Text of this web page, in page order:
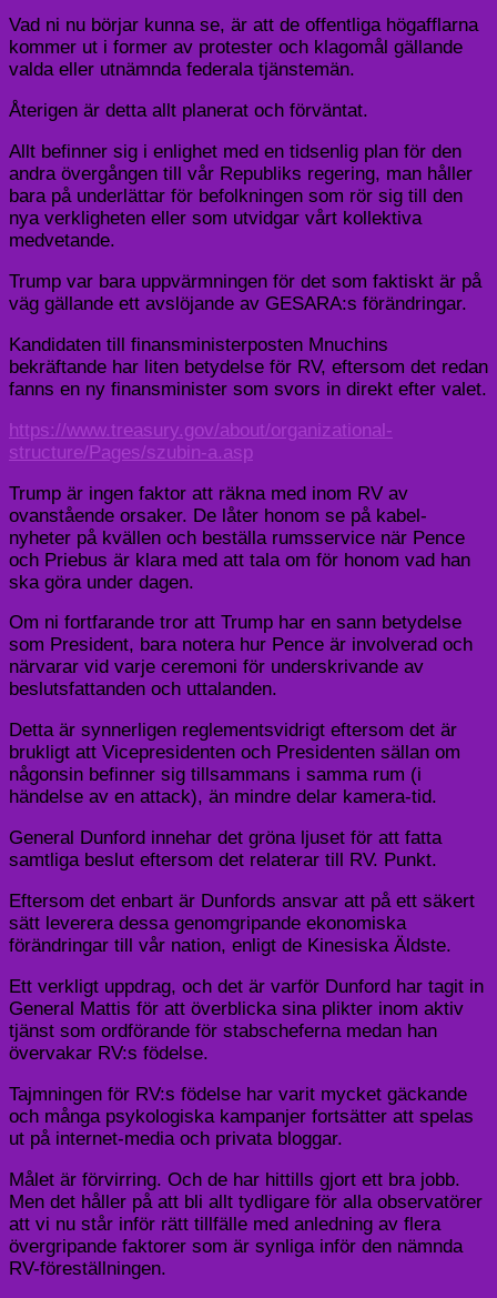
Vad ni nu börjar kunna se, är att de offentliga högafflarna
kommer ut i former av protester och klagomål gällande
valda eller utnämnda federala tjänstemän.
Återigen är detta allt planerat och förväntat.
Allt befinner sig i enlighet med en tidsenlig plan för den
andra övergången till vår Republiks regering, man håller
bara på underlättar för befolkningen som rör sig till den
nya verkligheten eller som utvidgar vårt kollektiva
medvetande.
Trump var bara uppvärmningen för det som faktiskt är på
väg gällande ett avslöjande av GESARA:s förändringar.
Kandidaten till finansministerposten Mnuchins
bekräftande har liten betydelse för RV, eftersom det redan
fanns en ny finansminister som svors in direkt efter valet.
https://www.treasury.gov/about/organizational-
structure/Pages/szubin-a.asp
Trump är ingen faktor att räkna med inom RV av
ovanstående orsaker. De låter honom se på kabel-
nyheter på kvällen och beställa rumsservice när Pence
och Priebus är klara med att tala om för honom vad han
ska göra under dagen.
Om ni fortfarande tror att Trump har en sann betydelse
som President, bara notera hur Pence är involverad och
närvarar vid varje ceremoni för underskrivande av
beslutsfattanden och uttalanden.
Detta är synnerligen reglementsvidrigt eftersom det är
brukligt att Vicepresidenten och Presidenten sällan om
någonsin befinner sig tillsammans i samma rum (i
händelse av en attack), än mindre delar kamera-tid.
General Dunford innehar det gröna ljuset för att fatta
samtliga beslut eftersom det relaterar till RV. Punkt.
Eftersom det enbart är Dunfords ansvar att på ett säkert
sätt leverera dessa genomgripande ekonomiska
förändringar till vår nation, enligt de Kinesiska Äldste.
Ett verkligt uppdrag, och det är varför Dunford har tagit in
General Mattis för att överblicka sina plikter inom aktiv
tjänst som ordförande för stabscheferna medan han
övervakar RV:s födelse.
Tajmningen för RV:s födelse har varit mycket gäckande
och många psykologiska kampanjer fortsätter att spelas
ut på internet-media och privata bloggar.
Målet är förvirring. Och de har hittills gjort ett bra jobb.
Men det håller på att bli allt tydligare för alla observatörer
att vi nu står inför rätt tillfälle med anledning av flera
övergripande faktorer som är synliga inför den nämnda
RV-föreställningen.